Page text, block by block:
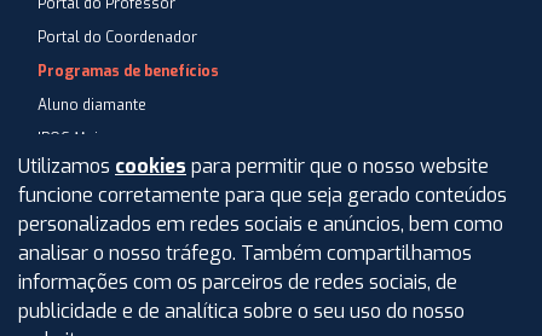
Portal do Coordenador
Programas de benefícios
Aluno diamante
IPOG Mais
Blog
Central de Atendimento
Perguntas Frequentes
Aviso de privacidade
Utilizamos cookies para permitir que o nosso website
funcione corretamente para que seja gerado conteúdos
personalizados em redes sociais e anúncios, bem como
analisar o nosso tráfego. Também compartilhamos
informações com os parceiros de redes sociais, de
publicidade e de analítica sobre o seu uso do nosso